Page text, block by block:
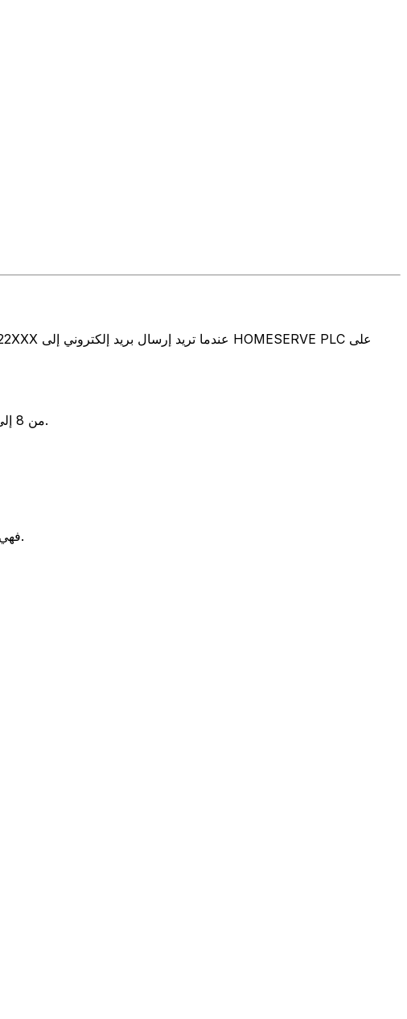
تتألف رموز سويفت/رموز سويفت/رمز معرّف العميل الدولي (SWIFT/BIC) من 8 إلى 11 حرفًا ورقمًا لتحديد بنك وفرع معين في العالم.
تحدد هذه الأرقام الثلاثة فرعًا معينًا. رموز BIC التي تنتهي بـ "XXX"، فهي تشير إلى المكتب الرئيسي للبنك.